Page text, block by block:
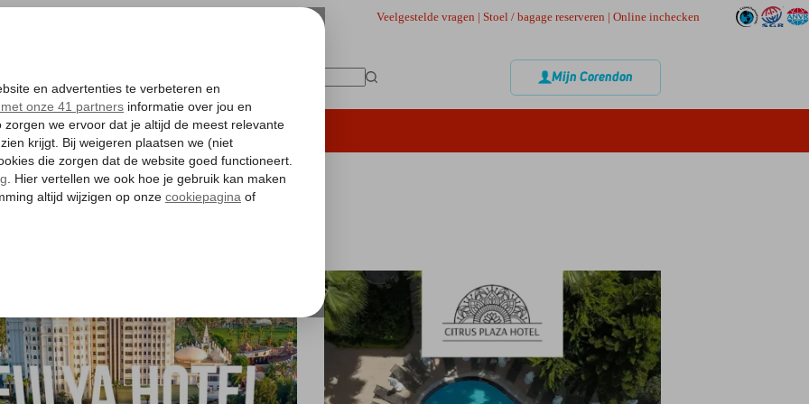
Veelgestelde vragen | Stoel / bagage reserveren |Online inchecken
Geen
resultaten
Mijn Corendon
Hoteltips Vakantie boeken